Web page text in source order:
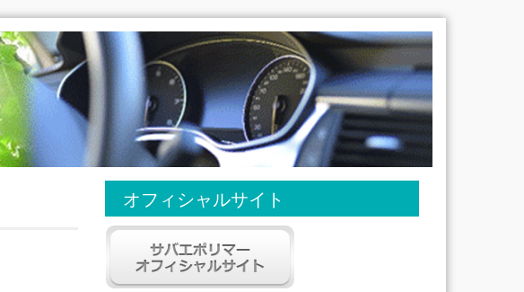
オフィシャルサイト